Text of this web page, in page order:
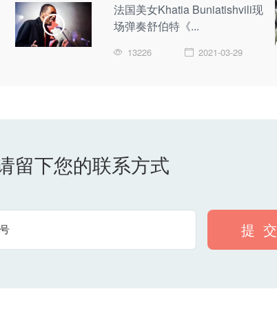
法国美女Khatia Buniatishvili现
场弹奏舒伯特《...
13226 2021-03-29
留下您的联系方式
提 交